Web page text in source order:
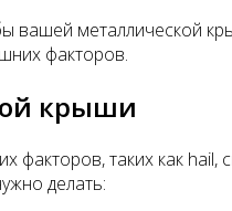
вашей металлической
факторов.
крыши
факторов, таких как
делать: